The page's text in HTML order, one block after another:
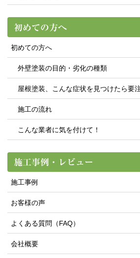
初めての方へ
初めての方へ
外壁塗装の目的・劣化の種類
屋根塗装、こんな症状を見つけたら要
施工の流れ
こんな業者に気を付けて！
施工事例・レビュー
施工事例
お客様の声
よくある質問（FAQ）
会社概要